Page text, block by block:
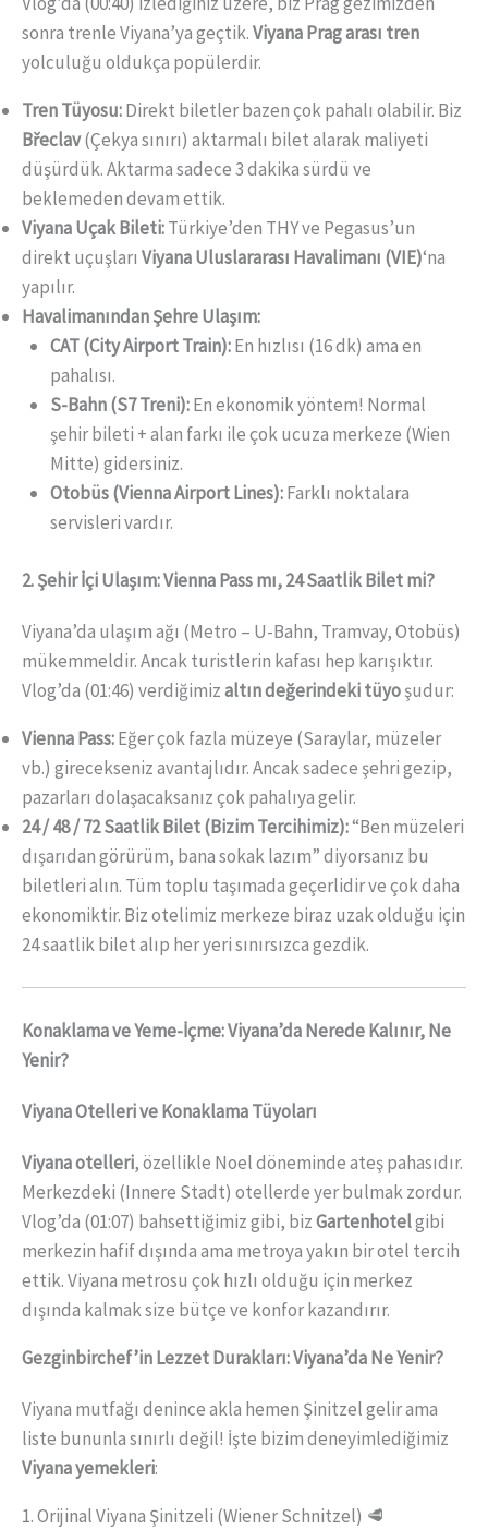
sonra trenle Viyana’ya geçtik.Viyana Prag arası tren
yolculuğu oldukça popülerdir.
Tren Tüyosu:Direkt biletler bazen çok pahalı olabilir. Biz
Břeclav(Çekya sınırı) aktarmalı bilet alarak maliyeti
düşürdük. Aktarma sadece 3 dakika sürdü ve
beklemeden devam ettik.
Viyana Uçak Bileti:Türkiye’den THY ve Pegasus’un
direkt uçuşları Viyana Uluslararası Havalimanı (VIE)‘na
yapılır.
Havalimanından Şehre Ulaşım:
CAT (City Airport Train):En hızlısı (16 dk) ama en
pahalısı.
S-Bahn (S7 Treni):En ekonomik yöntem! Normal
şehir bileti + alan farkı ile çok ucuza merkeze (Wien
Mitte) gidersiniz.
Otobüs (Vienna Airport Lines):Farklı noktalara
servisleri vardır.
2. Şehir İçi Ulaşım: Vienna Pass mı, 24 Saatlik Bilet mi?
Viyana’da ulaşım ağı (Metro – U-Bahn, Tramvay, Otobüs)
mükemmeldir. Ancak turistlerin kafası hep karışıktır.
Vlog’da (01:46) verdiğimizaltın değerindeki tüyoşudur:
Vienna Pass:Eğer çok fazla müzeye (Saraylar, müzeler
vb.) girecekseniz avantajlıdır. Ancak sadece şehri gezip,
pazarları dolaşacaksanız çok pahalıya gelir.
24 / 48 / 72 Saatlik Bilet (Bizim Tercihimiz):“Ben müzeleri
dışarıdan görürüm, bana sokak lazım” diyorsanız bu
biletleri alın. Tüm toplu taşımada geçerlidir ve çok daha
ekonomiktir. Biz otelimiz merkeze biraz uzak olduğu için
24 saatlik bilet alıp her yeri sınırsızca gezdik.
Konaklama ve Yeme-İçme: Viyana’da Nerede Kalınır, Ne
Yenir?
Viyana Otelleri ve Konaklama Tüyoları
Viyana otelleri, özellikle Noel döneminde ateş pahasıdır.
Merkezdeki (Innere Stadt) otellerde yer bulmak zordur.
Vlog’da (01:07) bahsettiğimiz gibi, bizGartenhotelgibi
merkezin hafif dışında ama metroya yakın bir otel tercih
ettik. Viyana metrosu çok hızlı olduğu için merkez
dışında kalmak size bütçe ve konfor kazandırır.
Gezginbirchef’in Lezzet Durakları: Viyana’da Ne Yenir?
Viyana mutfağı denince akla hemen Şinitzel gelir ama
liste bununla sınırlı değil! İşte bizim deneyimlediğimiz
Viyana yemekleri:
1. Orijinal Viyana Şinitzeli (Wiener Schnitzel) 🥩